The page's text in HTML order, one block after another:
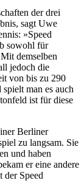
der drei
sagt Uwe
»Speed
sowohl für
demselben
jedoch die
von bis zu 290
man es auch
ist für diese
Berliner
zu langsam. Sie
und haben
er eine andere
der Speed